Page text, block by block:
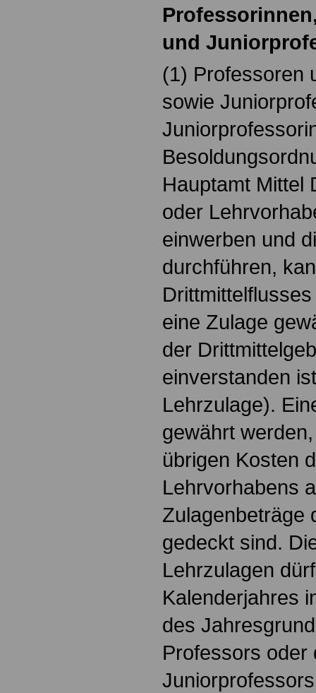
und
(1) Professoren
sowie
Hauptamt Mittel
oder
einwerben und
durchführen,
eine Zulage
der
einverstanden
Lehrzulage).
gewährt
übrigen Kosten
Lehrvorhabens
Zulagenbeträge
gedeckt sind.
Lehrzulagen
Kalenderjahres
des
Professors oder